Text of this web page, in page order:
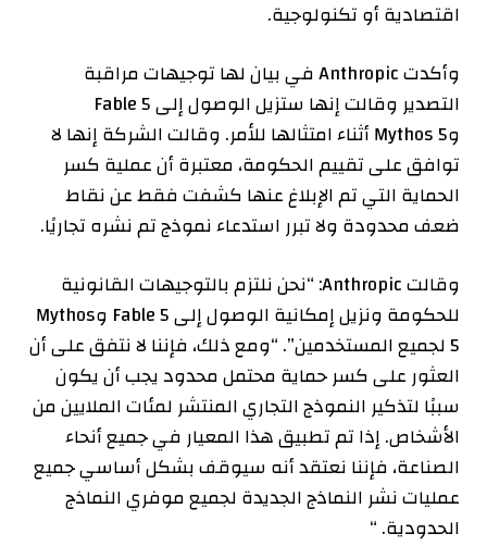
اقتصادية أو تكنولوجية.
وأكدت Anthropic في بيان لها توجيهات مراقبة
التصدير وقالت إنها ستزيل الوصول إلى Fable 5
وMythos 5 أثناء امتثالها للأمر. وقالت الشركة إنها لا
توافق على تقييم الحكومة، معتبرة أن عملية كسر
الحماية التي تم الإبلاغ عنها كشفت فقط عن نقاط
ضعف محدودة ولا تبرر استدعاء نموذج تم نشره تجاريًا.
وقالت Anthropic: “نحن نلتزم بالتوجيهات القانونية
للحكومة ونزيل إمكانية الوصول إلى Fable 5 وMythos
5 لجميع المستخدمين”. “ومع ذلك، فإننا لا نتفق على أن
العثور على كسر حماية محتمل محدود يجب أن يكون
سببًا لتذكير النموذج التجاري المنتشر لمئات الملايين من
الأشخاص. إذا تم تطبيق هذا المعيار في جميع أنحاء
الصناعة، فإننا نعتقد أنه سيوقف بشكل أساسي جميع
عمليات نشر النماذج الجديدة لجميع موفري النماذج
الحدودية. “